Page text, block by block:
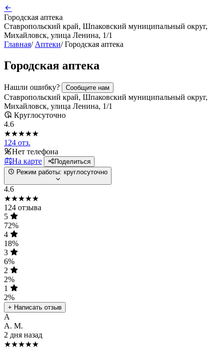
Городская аптека
Ставропольский край, Шпаковский муниципальный округ,
Михайловск, улица Ленина, 1/1
Главная/ Аптеки/ Городская аптека
Городская аптека
Нашли ошибку? Сообщите нам
Ставропольский край, Шпаковский муниципальный округ,
Михайловск, улица Ленина, 1/1
Круглосуточно
4.6
★★★★★
124 отз.
Нет телефона
На карте
Поделиться
Режим работы: круглосуточно
4.6
★★★★★
124 отзыва
5
72%
4
18%
3
6%
2
2%
1
2%
+ Написать отзыв
А
А. М.
2 дня назад
★★★★★